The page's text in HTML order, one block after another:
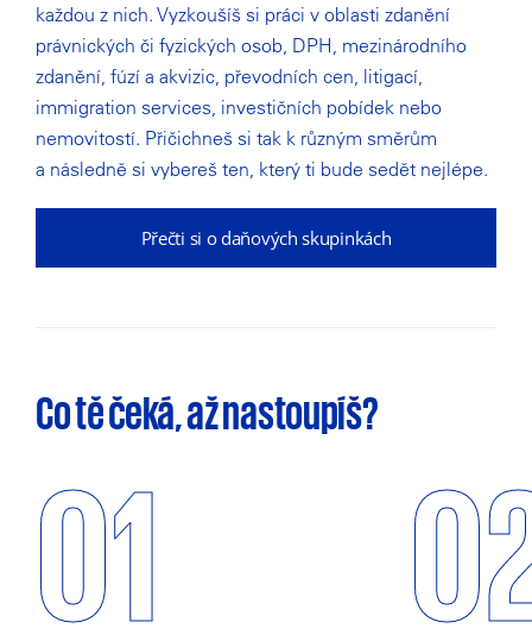
každou z nich. Vyzkoušíš si práci v oblasti zdanění
právnických či fyzických osob, DPH, mezinárodního
zdanění, fúzí a akvizic, převodních cen, litigací,
immigration services, investičních pobídek nebo
nemovitostí. Přičichneš si tak k různým směrům
a následně si vybereš ten, který ti bude sedět nejlépe.
Přečti si o daňových skupinkách
Co tě čeká, až nastoupíš?
01